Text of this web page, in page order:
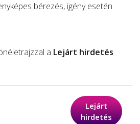
bérezés, igény esetén
a Lejárt hirdetés
Lejárt
hirdetés